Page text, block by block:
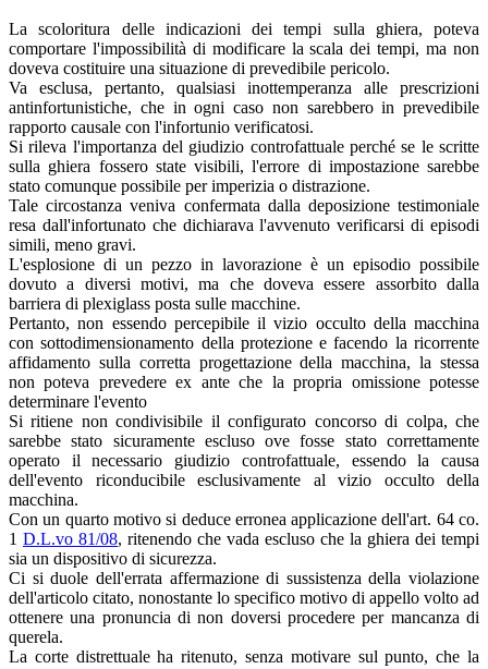
La scoloritura delle indicazioni dei tempi sulla ghiera, poteva
comportare l'impossibilità di modificare la scala dei tempi, ma non
doveva costituire una situazione di prevedibile pericolo.
Va esclusa, pertanto, qualsiasi inottemperanza alle prescrizioni
antinfortunistiche, che in ogni caso non sarebbero in prevedibile
rapporto causale con l'infortunio verificatosi.
Si rileva l'importanza del giudizio controfattuale perché se le scritte
sulla ghiera fossero state visibili, l'errore di impostazione sarebbe
stato comunque possibile per imperizia o distrazione.
Tale circostanza veniva confermata dalla deposizione testimoniale
resa dall'infortunato che dichiarava l'avvenuto verificarsi di episodi
simili, meno gravi.
L'esplosione di un pezzo in lavorazione è un episodio possibile
dovuto a diversi motivi, ma che doveva essere assorbito dalla
barriera di plexiglass posta sulle macchine.
Pertanto, non essendo percepibile il vizio occulto della macchina
con sottodimensionamento della protezione e facendo la ricorrente
affidamento sulla corretta progettazione della macchina, la stessa
non poteva prevedere ex ante che la propria omissione potesse
determinare l'evento
Si ritiene non condivisibile il configurato concorso di colpa, che
sarebbe stato sicuramente escluso ove fosse stato correttamente
operato il necessario giudizio controfattuale, essendo la causa
dell'evento riconducibile esclusivamente al vizio occulto della
macchina.
Con un quarto motivo si deduce erronea applicazione dell'art. 64 co.
1 D.L.vo 81/08, ritenendo che vada escluso che la ghiera dei tempi
sia un dispositivo di sicurezza.
Ci si duole dell'errata affermazione di sussistenza della violazione
dell'articolo citato, nonostante lo specifico motivo di appello volto ad
ottenere una pronuncia di non doversi procedere per mancanza di
querela.
La corte distrettuale ha ritenuto, senza motivare sul punto, che la